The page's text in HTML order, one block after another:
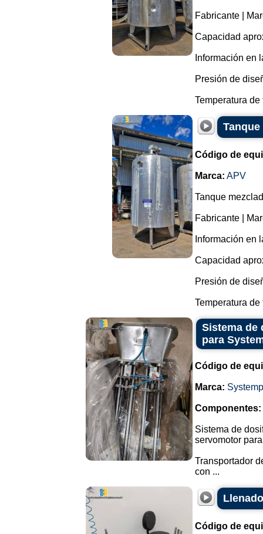
Fabricante |
Capacidad
Información en
Presión de
Temperatura de
Código de
Marca: APV
Tanque
Fabricante |
Información en
Capacidad
Presión de
Temperatura de
Sistema de
para
Código de
Marca:
Componentes:
Sistema de
servomotor
Transportador
con ...
Código de